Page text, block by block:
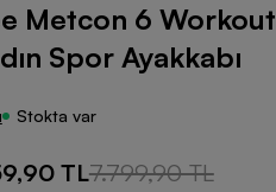
Kadın Spor Ayakkabı
Metcon 6 Workout
Spor Ayakkabı
Stokta var
TL7.799,90 TL